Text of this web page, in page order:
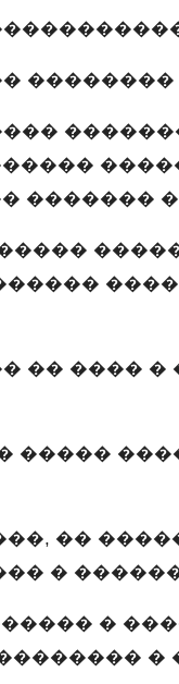
��������
�������
�� ���� �
�����
��
�
�
�